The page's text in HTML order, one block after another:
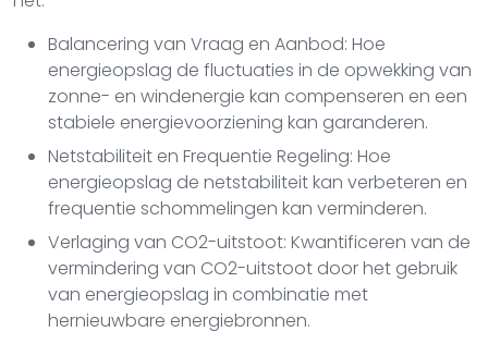
Balancering van Vraag en Aanbod: Hoe
energieopslag de fluctuaties in de opwekking van
zonne- en windenergie kan compenseren en een
stabiele energievoorziening kan garanderen.
Netstabiliteit en Frequentie Regeling: Hoe
energieopslag de netstabiliteit kan verbeteren en
frequentie schommelingen kan verminderen.
Verlaging van CO2-uitstoot: Kwantificeren van de
vermindering van CO2-uitstoot door het gebruik
van energieopslag in combinatie met
hernieuwbare energiebronnen.